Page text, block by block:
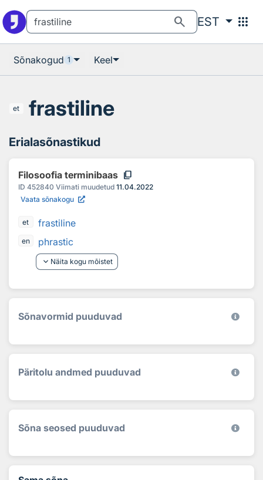
search EST apps
Sõnakogud 1 Keel
et frastiline
Erialasõnastikud
Filosoofia terminibaas content_copy
ID 452840 Viimati muudetud 11.04.2022
Vaata sõnakogu
et frastiline
en
phrastic
keyboard_arrow_down Näita kogu mõistet
Sõnavormid puuduvad
Päritolu andmed puuduvad
Sõna seosed puuduvad